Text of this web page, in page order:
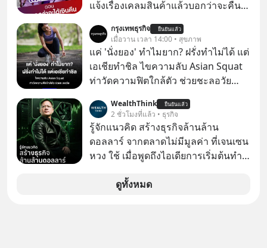
สร้างความเจ็บปวดทรมานอย่างรุนแรง
แต่ยืนยันว่า โจ ไบเดน พ่อของเขายังใจ
สู้ เพื่อรักษาอาการป่วยของตนอย่างเต็ม
ที่
แจ้งเรื่องเคลมสินค้าแล้วบอกว่าจะคืน
เรื่องจ้อจี้ หาคำตอบได้ที่ “ป้าเก๋าเล่ากล
โกง” EP4 ตอน “เขาบอกว่าจะได้เงิน
คืน” #ป้าเก๋าเล่ากลโกง #แก้เกมกลโกง
#อยู่อย่างยั่งยืน #Cybersecurity #เตือน
กรุงเทพธุรกิจ ยืนยันแล้ว
เมื่อวาน เวลา 14:00 • สุขภาพ
แค่ 'นั่งยอง' ทำไมยาก? ฝรั่งทำไม่ได้ แต่
เอเชียทำชิล ไขความลับ Asian Squat
ท่าวัดความฟิตใกล้ตัว ช่วยชะลอวัย
ต่างชาติที่พยายามทำ “Asian Squat”
หรือการนั่งยองแบบคนเอเชีย แต่สุดท้าย
ก็เสียการทรงตัว ล้มหงายหลัง หรือไม่ก็
ต้องยกส้นเท้าขึ้น เพราะไม่สามารถนั่ง
ค้างในท่านั้นได้
WealthThink ยืนยันแล้ว
2 ชั่วโมงที่แล้ว • ธุรกิจ
รู้จักแนวคิด สร้างธุรกิจล้านล้าน
ดอลลาร์ จากตลาดไม่มีมูลค่า ที่เจนเซน
หวง ใช้ เมื่อพูดถึงไอเดียการเริ่มต้นทำ
ทำธุรกิจที่อยู่ในตลาดใหญ่ ๆ ที่ต้องมี
ดูทั้งหมด